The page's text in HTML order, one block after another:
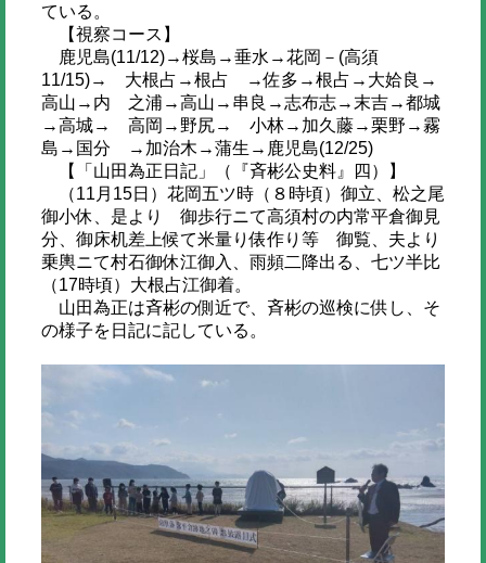
ている。
【視察コース】
鹿児島(11/12)→桜島→垂水→花岡－(高須
11/15)→ 大根占→根占 →佐多→根占→大姶良→
高山→内 之浦→高山→串良→志布志→末吉→都城
→高城→ 高岡→野尻→ 小林→加久藤→栗野→霧
島→国分 →加治木→蒲生→鹿児島(12/25)
【「山田為正日記」（『斉彬公史料』四）】
（11月15日）花岡五ツ時（８時頃）御立、松之尾
御小休、是より 御歩行ニて高須村の内常平倉御見
分、御床机差上候て米量り俵作り等 御覧、夫より
乗輿ニて村石御休江御入、雨頻二降出る、七ツ半比
（17時頃）大根占江御着。
山田為正は斉彬の側近で、斉彬の巡検に供し、そ
の様子を日記に記している。